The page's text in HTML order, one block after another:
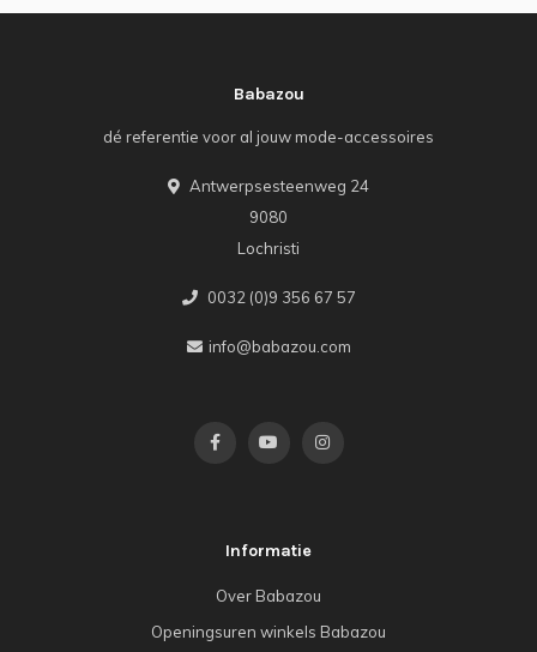
Babazou
dé referentie voor al jouw mode-accessoires
Antwerpsesteenweg 24
9080
Lochristi
0032 (0)9 356 67 57
info@babazou.com
Informatie
Over Babazou
Openingsuren winkels Babazou